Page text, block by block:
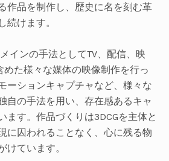
作品を制作し、歴史に名を刻む革
続けます。
インの手法としてTV、配信、映
めた様々な媒体の映像制作を行っ
ーションキャプチャなど、様々な
自の手法を用い、存在感あるキャ
ます。作品づくりは3DCGを主体と
に囚われることなく、心に残る物
けています。